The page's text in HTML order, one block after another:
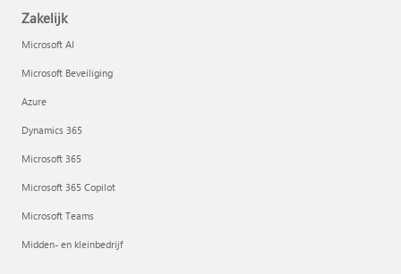
Zakelijk
Microsoft AI
Microsoft Beveiliging
Azure
Dynamics 365
Microsoft 365
Microsoft 365 Copilot
Microsoft Teams
Midden- en kleinbedrijf